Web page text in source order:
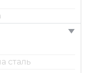
сталь